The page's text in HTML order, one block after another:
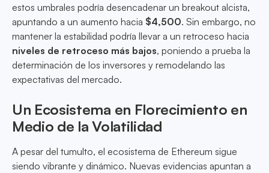
estos umbrales podría desencadenar un breakout alcista,
apuntando a un aumento hacia $4,500. Sin embargo, no
mantener la estabilidad podría llevar a un retroceso hacia
niveles de retroceso más bajos, poniendo a prueba la
determinación de los inversores y remodelando las
expectativas del mercado.
Un Ecosistema en Florecimiento en
Medio de la Volatilidad
A pesar del tumulto, el ecosistema de Ethereum sigue
siendo vibrante y dinámico. Nuevas evidencias apuntan a